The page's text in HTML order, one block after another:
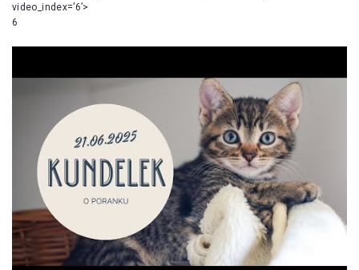
video_index=’6’>
6